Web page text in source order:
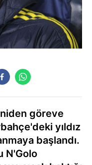
göreve
yıldız
başlandı.
N'Golo